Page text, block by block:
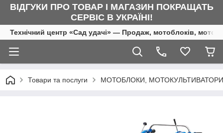
ВІДГУКИ ПРО ТОВАР І МАГАЗИН ПОКРАЩАТЬ
СЕРВІС В УКРАЇНІ!
Технічний центр «Сад удачі» — Продаж, мотоблоків,
Товари та послуги МОТОБЛОКИ,